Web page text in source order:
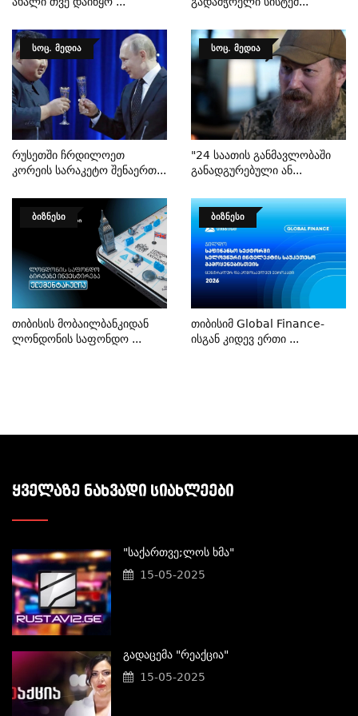
ᲡᲝᲪ. ᲛᲔᲓᲘᲐ
Რუსეთში Ჩრდილოეთ
Კორეის Სარაკეტო Შენაერთ...
ᲡᲝᲪ. ᲛᲔᲓᲘᲐ
"24 Საათის Განმავლობაში
Განადგურებული Ან...
ᲑᲘᲖᲜᲔᲡᲘ
Თიბისის Მობაილბანკიდან
Ლონდონის Საფონდო ...
ᲑᲘᲖᲜᲔᲡᲘ
Თიბისიმ Global Finance-
Ისგან Კიდევ Ერთი ...
ᲧᲕᲔᲚᲐᲖᲔ ᲜᲐᲮᲕᲐᲓᲘ ᲡᲘᲐᲮᲚᲔᲔᲑᲘ
"საქართვე;ლოს Ხმა"
15-05-2025
Გადაცემა "რეაქცია"
15-05-2025